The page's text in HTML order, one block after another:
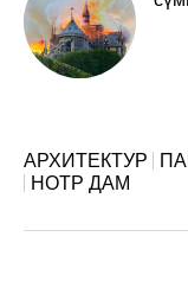
АРХИТЕКТУР
НОТР ДАМ